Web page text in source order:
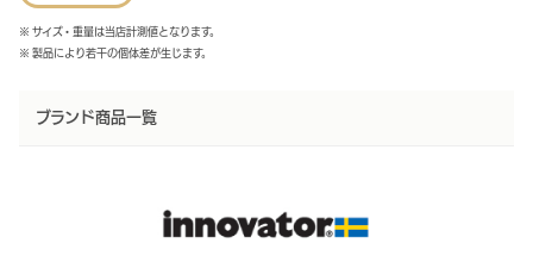
※ サイズ・重量は当店計測値となります。
※ 製品により若干の個体差が生じます。
ブランド商品一覧